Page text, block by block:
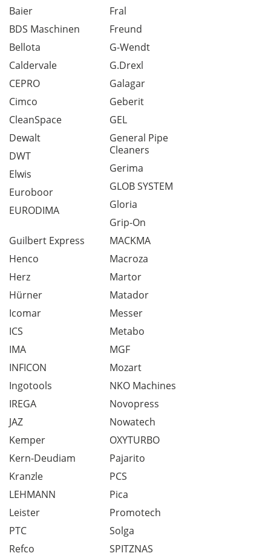
Baier
BDS Maschinen
Bellota
Caldervale
CEPRO
Cimco
CleanSpace
Dewalt
DWT
Elwis
Euroboor
EURODIMA
Fral
Freund
G-Wendt
G.Drexl
Galagar
Geberit
GEL
General Pipe
Cleaners
Gerima
GLOB SYSTEM
Gloria
Grip-On
Guilbert Express
Henco
Herz
Hürner
Icomar
ICS
IMA
INFICON
Ingotools
IREGA
JAZ
Kemper
Kern-Deudiam
Kranzle
LEHMANN
Leister
MACKMA
Macroza
Martor
Matador
Messer
Metabo
MGF
Mozart
NKO Machines
Novopress
Nowatech
OXYTURBO
Pajarito
PCS
Pica
Promotech
PTC
Refco
Solga
SPITZNAS